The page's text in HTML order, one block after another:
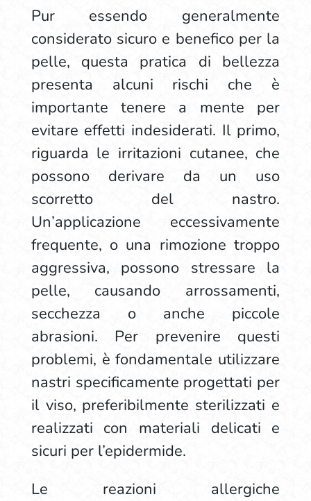
Pur essendo generalmente
considerato sicuro e benefico per la
pelle, questa pratica di bellezza
presenta alcuni rischi che è
importante tenere a mente per
evitare effetti indesiderati. Il primo,
riguarda le irritazioni cutanee, che
possono derivare da un uso
scorretto del nastro.
Un’applicazione eccessivamente
frequente, o una rimozione troppo
aggressiva, possono stressare la
pelle, causando arrossamenti,
secchezza o anche piccole
abrasioni. Per prevenire questi
problemi, è fondamentale utilizzare
nastri specificamente progettati per
il viso, preferibilmente sterilizzati e
realizzati con materiali delicati e
sicuri per l’epidermide.
Le reazioni allergiche